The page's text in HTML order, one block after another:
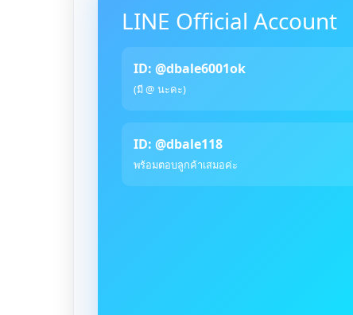
LINE Official Account
ID: @dbale6001ok
(มี @ นะคะ)
ID: @dbale118
พร้อมตอบลูกค้าเสมอค่ะ